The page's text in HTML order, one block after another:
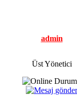
admin
Üst Yönetici